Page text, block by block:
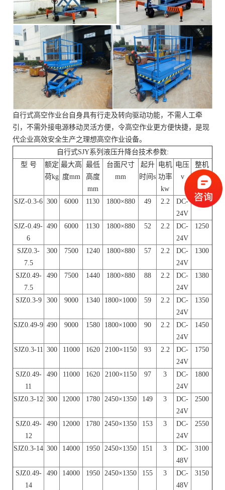
自行式高空作业台自身具有行走及转向驱动功能，不需人工牵
引，不需外接电源移动灵活方便，令高空作业更方便快捷，是现
代企业高效安全生产之理想高空作业设备。
自行式SJY系列液压升降台技术参数:
型 号
额定
荷kg
最大高
度mm
最低
高度
mm
台面尺寸
mm
起升
时间s
电机
功率
kw
电压
v
整机
重量
kg
SJZ-0.3-6 300 6000 1130 1800×880 49 2.2
DC-
24V
1230
SJZ-0.49-
6
490 6000 1130 1800×880 52 2.2
DC-
24V
1250
SJZ0.3-
7.5
300 7500 1240 1800×880 57 2.2
DC-
24V
1300
SJZ0.49-
7.5
490 7500 1440 1800×880 88 2.2
DC-
24V
1380
SJZ0.3-9 300 9000 1340 1800×1000 59 2.2
DC-
24V
1350
SJZ0.49-9 490 9000 1580 1800×1000 90 2.2
DC-
24V
1450
SJZ0.3-11 300 11000 1620 2100×1150 93 2.2
DC-
24V
1750
SJZ0.49-
11
490 11000 1620 2100×1150 97 3
DC-
24V
1800
SJZ0.3-12 300 12000 1780 2450×1350 149 3
DC-
24V
2500
SJZ0.49-
12
490 12000 1780 2450×1350 153 3
DC-
24V
2550
SJZ0.3-14 300 14000 1950 2450×1350 151 3
DC-
48V
3100
SJZ0.49-
14
490 14000 1950 2450×1350 155 3
DC-
48V
3150